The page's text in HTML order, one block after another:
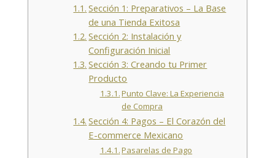
Sección 1: Preparativos – La Base
de una Tienda Exitosa
Sección 2: Instalación y
Configuración Inicial
Sección 3: Creando tu Primer
Producto
Punto Clave: La Experiencia
de Compra
Sección 4: Pagos – El Corazón del
E-commerce Mexicano
Pasarelas de Pago